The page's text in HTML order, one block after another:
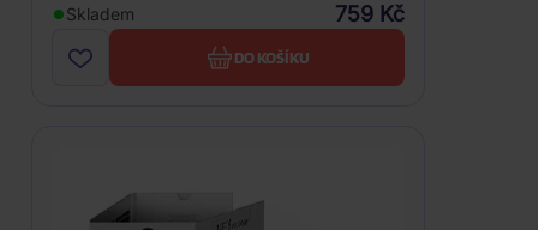
Skladem 759 Kč
DO KOŠÍKU